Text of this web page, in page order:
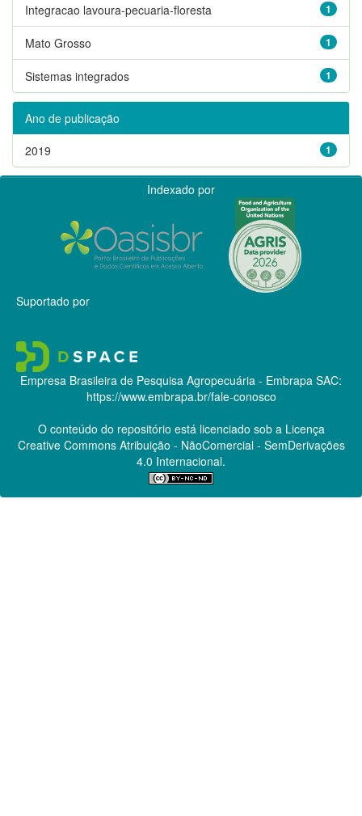
1
Integracao lavoura-pecuaria-floresta
1
Mato Grosso
1
Sistemas integrados
Ano de publicação
1
2019
Indexado por
Suportado por
Empresa Brasileira de Pesquisa Agropecuária - Embrapa SAC:
https://www.embrapa.br/fale-conosco
O conteúdo do repositório está licenciado sob a Licença
Creative CommonsAtribuição - NãoComercial - SemDerivações
4.0 Internacional.